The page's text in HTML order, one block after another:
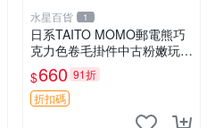
水星百貨 1
日系TAITO MOMO郵電熊巧
克力色卷毛掛件中古粉嫩玩偶
微瑕推薦 postpet momo 郵
電熊 中古玩偶
$660 91折
折扣碼